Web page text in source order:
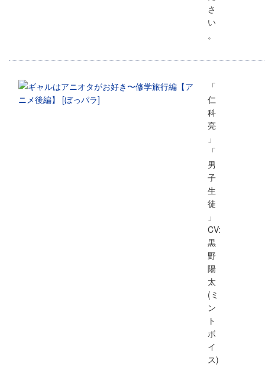
さ
い
。
「
仁
科
亮
」
「
男
子
生
徒
」
CV:
黒
野
陽
太
(ミ
ン
ト
ボ
イ
ス)